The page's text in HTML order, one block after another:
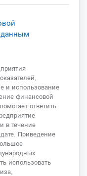
данным
и использование
финансовой
ответить
в течение
Приведение
использовать